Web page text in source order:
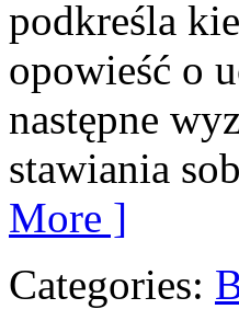
podkreśla
opowieść o
następne
stawiania
More ]
Categories: